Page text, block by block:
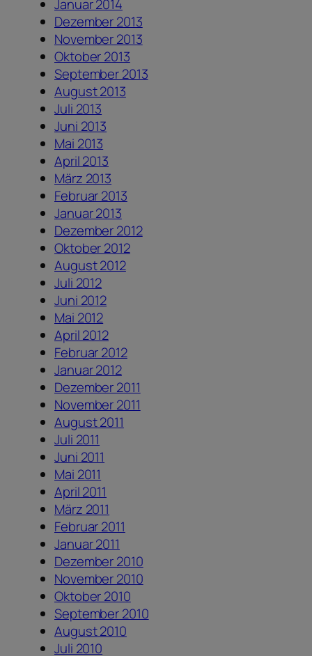
Januar 2014
Dezember 2013
November 2013
Oktober 2013
September 2013
August 2013
Juli 2013
Juni 2013
Mai 2013
April 2013
März 2013
Februar 2013
Januar 2013
Dezember 2012
Oktober 2012
August 2012
Juli 2012
Juni 2012
Mai 2012
April 2012
Februar 2012
Januar 2012
Dezember 2011
November 2011
August 2011
Juli 2011
Juni 2011
Mai 2011
April 2011
März 2011
Februar 2011
Januar 2011
Dezember 2010
November 2010
Oktober 2010
September 2010
August 2010
Juli 2010